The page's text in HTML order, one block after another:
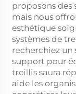
proposons des
mais nous
esthétique
systèmes de
recherchiez
support pour
treillis saura
aide les